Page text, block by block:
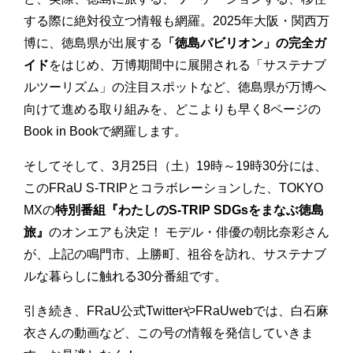
する際に絶対役立つ情報も網羅。2025年大阪・関西万
博に、徳島県が出展する
「徳島パビリオン」の完全ガ
イドをはじめ、万博期間中に展開される「サステナブ
ルツーリズム」の注目スポットなど、徳島県が万博へ
向けて進める取り組みを、どこよりも早く8ページの
Book in Bookで網羅します。
そしてそして、3月25日（土）19時～19時30分には、
このFRaU S-TRIPとコラボレーションした、TOKYO
MXの特別番組『わたしのS-TRIP SDGsをまなぶ徳島
旅』 のオンエアも決定！ モデル・俳優の朝比奈彩さん
が、上記の鳴門市、上勝町、祖谷を訪れ、サステナブ
ルな暮らしに触れる30分番組です。
引き続き、FRaU公式TwitterやFRaUwebでは、白石麻
衣さんの動画など、この号の情報を発信していきま